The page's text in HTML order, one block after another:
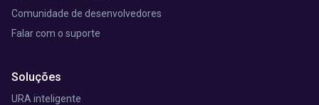
Soluções
URA inteligente
Comunidade de desenvolvedores
Falar com o suporte